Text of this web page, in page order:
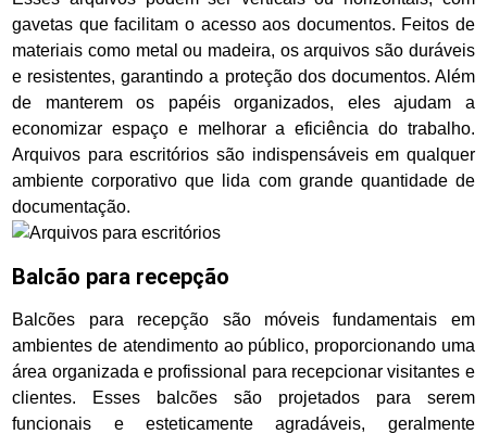
gavetas que facilitam o acesso aos documentos. Feitos de
materiais como metal ou madeira, os arquivos são duráveis
e resistentes, garantindo a proteção dos documentos. Além
de manterem os papéis organizados, eles ajudam a
economizar espaço e melhorar a eficiência do trabalho.
Arquivos para escritórios são indispensáveis em qualquer
ambiente corporativo que lida com grande quantidade de
documentação.
Balcão para recepção
Balcões para recepção são móveis fundamentais em
ambientes de atendimento ao público, proporcionando uma
área organizada e profissional para recepcionar visitantes e
clientes. Esses balcões são projetados para serem
funcionais e esteticamente agradáveis, geralmente